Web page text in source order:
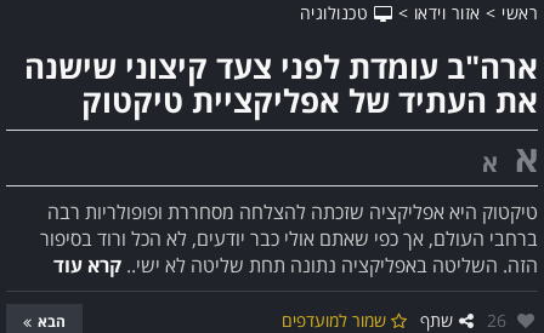
ראשי > אזור וידאו > טכנולוגיה
ארה"ב עומדת לפני צעד קיצוני שישנה
את העתיד של אפליקציית טיקטוק
א א
טיקטוק היא אפליקציה שזכתה להצלחה מסחררת ופופולריות רבה
ברחבי העולם, אך כפי שאתם אולי כבר יודעים, לא הכל ורוד בסיפור
הזה. השליטה באפליקציה נתונה תחת שליטה לא ישי.. קרא עוד
אהבו:
26 שתף שמור למועדפים הבא